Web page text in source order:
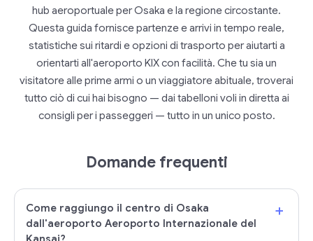
hub aeroportuale per Osaka e la regione circostante.
Questa guida fornisce partenze e arrivi in tempo reale,
statistiche sui ritardi e opzioni di trasporto per aiutarti a
orientarti all'aeroporto KIX con facilità. Che tu sia un
visitatore alle prime armi o un viaggiatore abituale, troverai
tutto ciò di cui hai bisogno — dai tabelloni voli in diretta ai
consigli per i passeggeri — tutto in un unico posto.
Domande frequenti
Come raggiungo il centro di Osaka
dall'aeroporto Aeroporto Internazionale del
+